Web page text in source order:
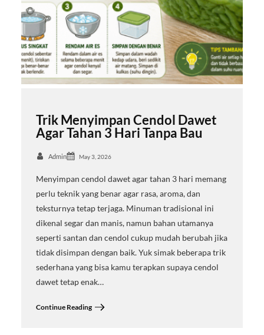
Trik Menyimpan Cendol Dawet
Agar Tahan 3 Hari Tanpa Bau
Admin May 3, 2026
Menyimpan cendol dawet agar tahan 3 hari memang
perlu teknik yang benar agar rasa, aroma, dan
teksturnya tetap terjaga. Minuman tradisional ini
dikenal segar dan manis, namun bahan utamanya
seperti santan dan cendol cukup mudah berubah jika
tidak disimpan dengan baik. Yuk simak beberapa trik
sederhana yang bisa kamu terapkan supaya cendol
dawet tetap enak…
Continue Reading